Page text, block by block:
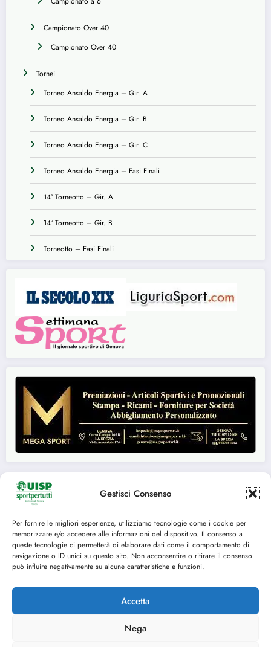
Gestisci Consenso
Per fornire le migliori esperienze, utilizziamo tecnologie come i cookie per
memorizzare e/o accedere alle informazioni del dispositivo. Il consenso a
queste tecnologie ci permetterà di elaborare dati come il comportamento di
navigazione o ID unici su questo sito. Non acconsentire o ritirare il consenso
può influire negativamente su alcune caratteristiche e funzioni.
Accetta
Nega
Campionato Over 40
Campionato Over 40
Tornei
Torneo Ansaldo Energia – Gir. A
Torneo Ansaldo Energia – Gir. B
Torneo Ansaldo Energia – Gir. C
Torneo Ansaldo Energia – Fasi Finali
14° Torneotto – Gir. A
14° Torneotto – Gir. B
Torneotto – Fasi Finali
Seguici su:
FACEBOOK
TWITTER
INSTAGRAM
YOUTUBE
Cookie Policy (UE)